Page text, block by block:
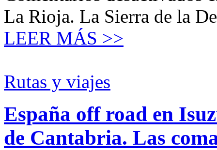
La Rioja. La Sierra de la
LEER MÁS >>
Rutas y viajes
España off road en
de Cantabria. Las